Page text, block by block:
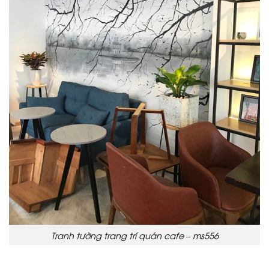
Tranh tường trang trí quán cafe – ms556